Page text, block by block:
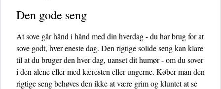
Den gode seng
At sove går hånd i hånd med din hverdag - du har brug for at
sove godt, hver eneste dag. Den rigtige solide seng kan klare
til at du bruger den hver dag, uanset dit humør - om du sover
i den alene eller med kæresten eller ungerne. Køber man den
rigtige seng behøves den ikke at være grim og kluntet at se